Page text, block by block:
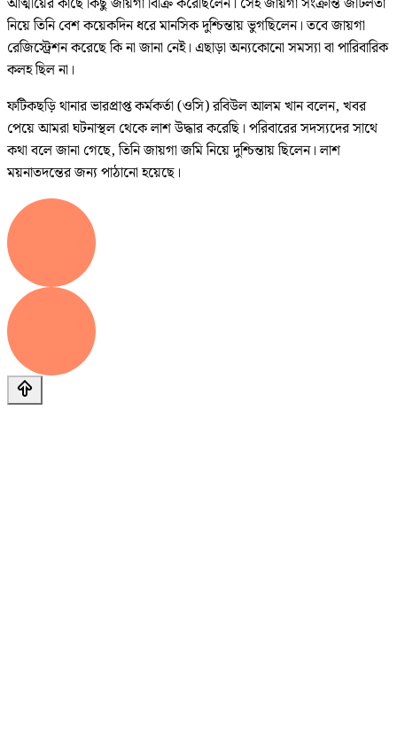
নিয়ে তিনি বেশ কয়েকদিন ধরে মানসিক দুশ্চিন্তায় ভুগছিলেন। তবে জায়গা
রেজিস্ট্রেশন করেছে কি না জানা নেই। এছাড়া অন্যকোনো সমস্যা বা পারিবারিক
কলহ ছিল না।
ফটিকছড়ি থানার ভারপ্রাপ্ত কর্মকর্তা (ওসি) রবিউল আলম খান বলেন, খবর
পেয়ে আমরা ঘটনাস্থল থেকে লাশ উদ্ধার করেছি। পরিবারের সদস্যদের সাথে
কথা বলে জানা গেছে, তিনি জায়গা জমি নিয়ে দুশ্চিন্তায় ছিলেন। লাশ
ময়নাতদন্তের জন্য পাঠানো হয়েছে।